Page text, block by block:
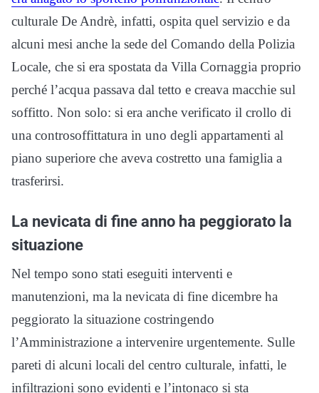
culturale De Andrè, infatti, ospita quel servizio e da
alcuni mesi anche la sede del Comando della Polizia
Locale, che si era spostata da Villa Cornaggia proprio
perché l’acqua passava dal tetto e creava macchie sul
soffitto. Non solo: si era anche verificato il crollo di
una controsoffittatura in uno degli appartamenti al
piano superiore che aveva costretto una famiglia a
trasferirsi.
La nevicata di fine anno ha peggiorato la
situazione
Nel tempo sono stati eseguiti interventi e
manutenzioni, ma la nevicata di fine dicembre ha
peggiorato la situazione costringendo
l’Amministrazione a intervenire urgentemente. Sulle
pareti di alcuni locali del centro culturale, infatti, le
infiltrazioni sono evidenti e l’intonaco si sta